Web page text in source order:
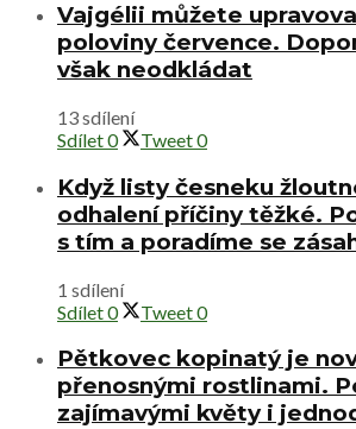
Vajgélii můžete
poloviny července.
však neodkládat
13 sdílení
Sdílet0 Tweet0
Když listy česneku
odhalení příčiny těžké.
s tím a poradíme se
1 sdílení
Sdílet0 Tweet0
Pětkovec kopinatý je
přenosnými rostlinami.
zajímavými květy i